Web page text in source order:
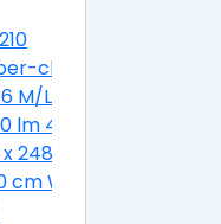
clean 500 g
M/L
lm 4000 K IP65
248 cm
Weiß